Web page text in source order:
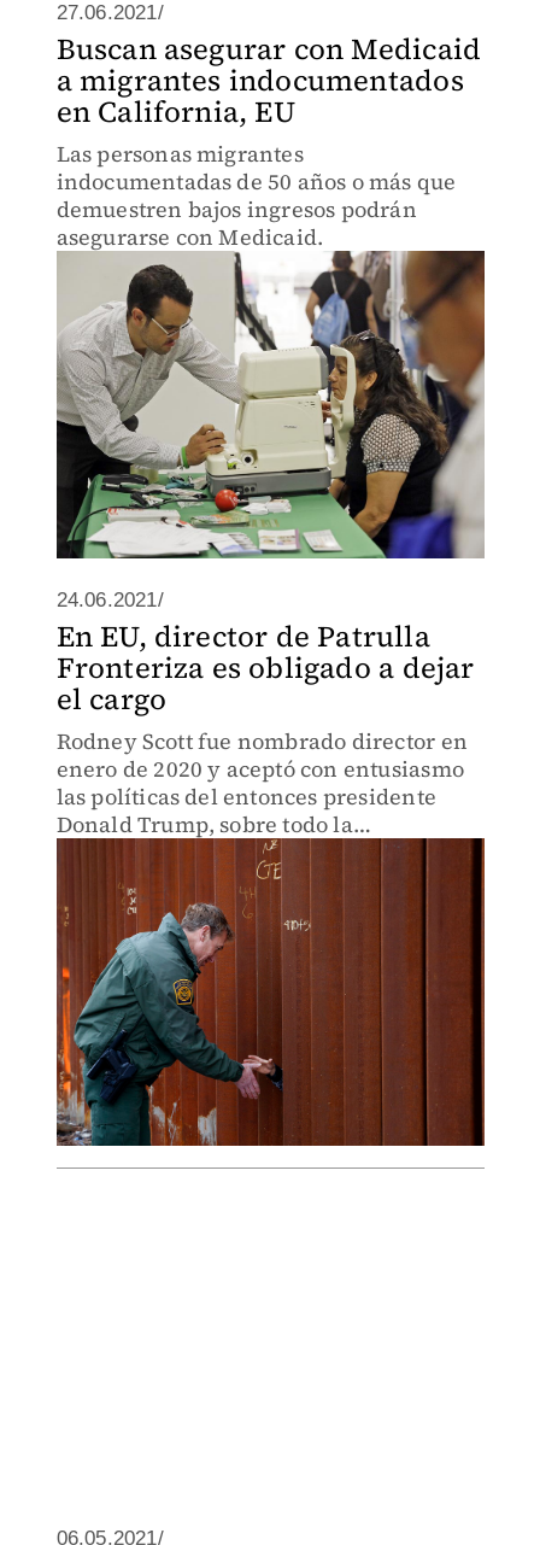
27.06.2021/
Buscan asegurar con Medicaid
a migrantes indocumentados
en California, EU
Las personas migrantes
indocumentadas de 50 años o más que
demuestren bajos ingresos podrán
asegurarse con Medicaid.
24.06.2021/
En EU, director de Patrulla
Fronteriza es obligado a dejar
el cargo
Rodney Scott fue nombrado director en
enero de 2020 y aceptó con entusiasmo
las políticas del entonces presidente
Donald Trump, sobre todo la
construcción del muro fronterizo.
06.05.2021/